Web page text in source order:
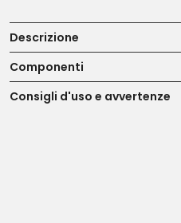
Descrizione
Componenti
Consigli d'uso e avvertenze